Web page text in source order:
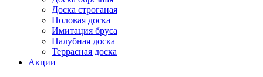
Доска строганая
Половая доска
Имитация бруса
Палубная доска
Террасная доска
Акции